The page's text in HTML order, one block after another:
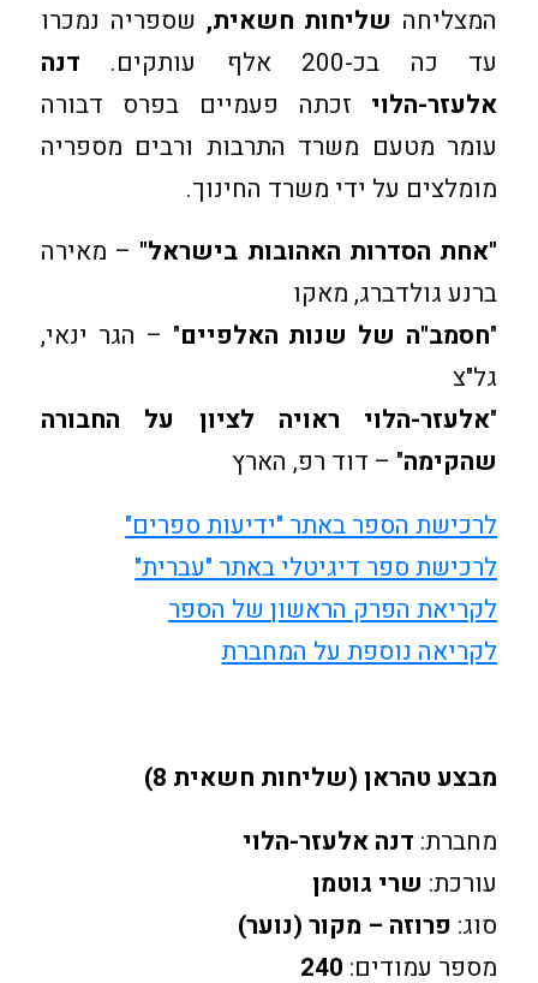
המצליחה שליחות חשאית, שספריה נמכרו
עד כה בכ-200 אלף עותקים.
דנה
אלעזר-הלוי זכתה פעמיים בפרס דבורה
עומר מטעם משרד התרבות ורבים מספריה
מומלצים על ידי משרד החינוך.
"אחת הסדרות האהובות בישראל" – מאירה
ברנע גולדברג, מאקו
"חסמב"ה של שנות האלפיים" – הגר ינאי,
גל"צ
"אלעזר-הלוי ראויה לציון על החבורה
שהקימה" – דוד רפ, הארץ
לרכישת הספר באתר "ידיעות ספרים"
לרכישת ספר דיגיטלי באתר "עברית"
לקריאת הפרק הראשון של הספר
לקריאה נוספת על המחברת
מבצע טהראן (שליחות חשאית 8)
מחברת: דנה אלעזר-הלוי
עורכת: שרי גוטמן
סוג: פרוזה – מקור (נוער)
מספר עמודים: 240